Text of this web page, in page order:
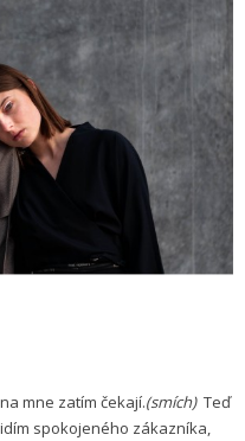
mne zatím čekají.(smích)Teď
spokojeného zákazníka,